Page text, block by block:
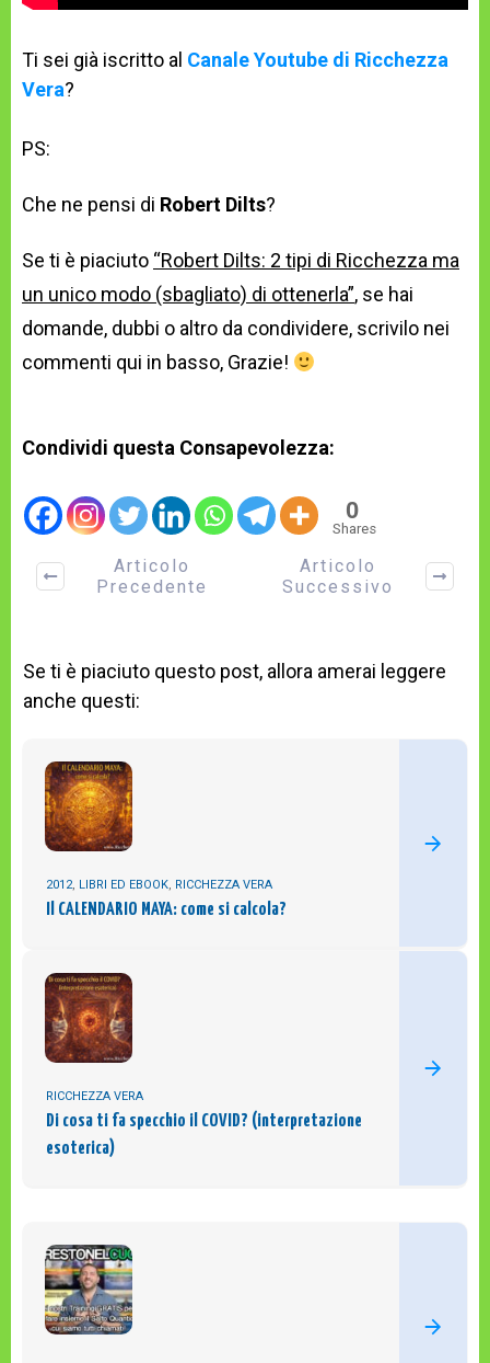
Ti sei già iscritto al Canale Youtube di Ricchezza
Vera?
PS:
Che ne pensi di Robert Dilts?
Se ti è piaciuto “Robert Dilts: 2 tipi di Ricchezza ma
un unico modo (sbagliato) di ottenerla”, se hai
domande, dubbi o altro da condividere, scrivilo nei
commenti qui in basso, Grazie!
Condividi questa Consapevolezza:
0
Shares
Articolo
Precedente
Articolo
Successivo
Se ti è piaciuto questo post, allora amerai leggere
anche questi:
2012, LIBRI ED EBOOK, RICCHEZZA VERA
Il CALENDARIO MAYA: come si calcola?
RICCHEZZA VERA
Di cosa ti fa specchio il COVID? (interpretazione
esoterica)